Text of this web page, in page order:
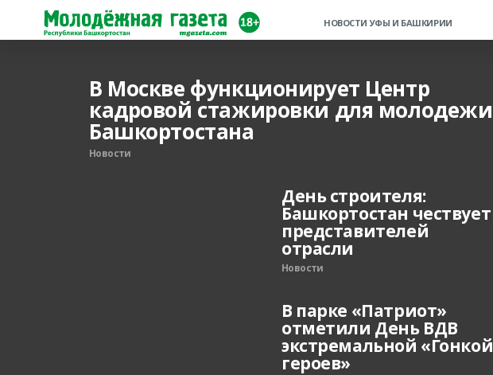
НОВОСТИ УФЫ И БАШКИРИИ
В Москве функционирует Центр
кадровой стажировки для молодежи
Башкортостана
Новости
День строителя:
Башкортостан чествует
представителей
отрасли
Новости
В парке «Патриот»
отметили День ВДВ
экстремальной «Гонкой
героев»